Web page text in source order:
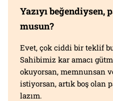
Yazıyı beğendiysen,
musun?
Evet, çok ciddi bir teklif
Sahibimiz kar amacı
okuyorsan, memnunsan
istiyorsan, artık boş olan
lazım.